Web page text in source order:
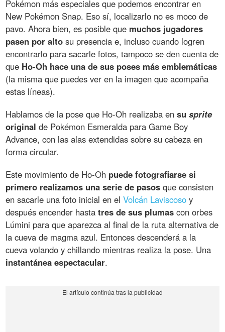
Pokémon más especiales que podemos encontrar en
New Pokémon Snap. Eso sí, localizarlo no es moco de
pavo. Ahora bien, es posible que muchos jugadores
pasen por alto su presencia e, incluso cuando logren
encontrarlo para sacarle fotos, tampoco se den cuenta de
que Ho-Oh hace una de sus poses más emblemáticas
(la misma que puedes ver en la imagen que acompaña
estas líneas).
Hablamos de la pose que Ho-Oh realizaba ensusprite
original de Pokémon Esmeralda para Game Boy
Advance, con las alas extendidas sobre su cabeza en
forma circular.
Este movimiento de Ho-Oh puede fotografiarse si
primero realizamos una serie de pasos que consisten
en sacarle una foto inicial en elVolcán Laviscoso y
después encender hastatres de sus plumas con orbes
Lúmini para que aparezca al final de la ruta alternativa de
la cueva de magma azul. Entonces descenderá a la
cueva volando y chillando mientras realiza la pose. Una
instantánea espectacular.